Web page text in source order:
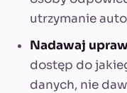
utrzymanie
Nadawaj
dostęp do
danych, nie